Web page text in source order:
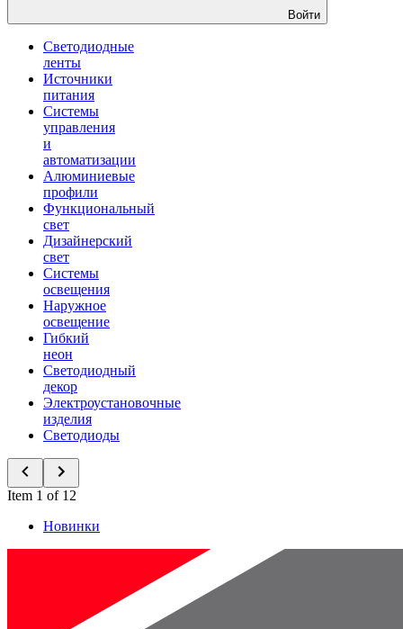
Войти
Светодиодные
ленты
Источники
питания
Системы
управления
и
автоматизации
Алюминиевые
профили
Функциональный
свет
Дизайнерский
свет
Системы
освещения
Наружное
освещение
Гибкий
неон
Светодиодный
декор
Электроустановочные
изделия
Светодиоды
Item 1 of 12
Новинки